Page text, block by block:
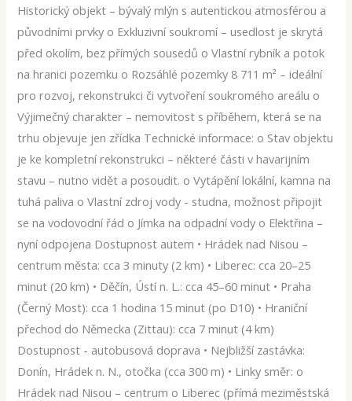
Historický objekt – bývalý mlýn s autentickou atmosférou a
původními prvky o Exkluzivní soukromí – usedlost je skrytá
před okolím, bez přímých sousedů o Vlastní rybník a potok
na hranici pozemku o Rozsáhlé pozemky 8 711 m² – ideální
pro rozvoj, rekonstrukci či vytvoření soukromého areálu o
Výjimečný charakter – nemovitost s příběhem, která se na
trhu objevuje jen zřídka Technické informace: o Stav objektu
je ke kompletní rekonstrukci – některé části v havarijním
stavu – nutno vidět a posoudit. o Vytápění lokální, kamna na
tuhá paliva o Vlastní zdroj vody - studna, možnost připojit
se na vodovodní řád o Jímka na odpadní vody o Elektřina –
nyní odpojena Dostupnost autem • Hrádek nad Nisou –
centrum města: cca 3 minuty (2 km) • Liberec: cca 20–25
minut (20 km) • Děčín, Ústí n. L.: cca 45–60 minut • Praha
(Černý Most): cca 1 hodina 15 minut (po D10) • Hraniční
přechod do Německa (Zittau): cca 7 minut (4 km)
Dostupnost - autobusová doprava • Nejbližší zastávka:
Donín, Hrádek n. N., otočka (cca 300 m) • Linky směr: o
Hrádek nad Nisou – centrum o Liberec (přímá meziměstská